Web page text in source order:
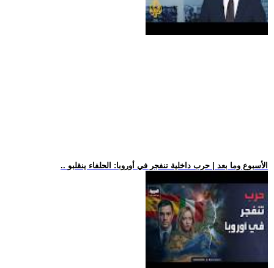
.. الأسبوع وما بعد | حرب داخلية تنفجر في أوروبا: الحلفاء ينقلبو